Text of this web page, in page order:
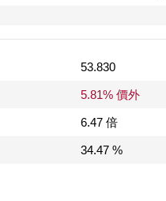
53.830
5.81% 價外
6.47 倍
34.47 %